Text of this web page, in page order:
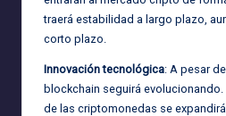
traerá estabilidad a largo plazo,
corto plazo.
Innovación tecnológica: A pesar
blockchain seguirá
de las criptomonedas se